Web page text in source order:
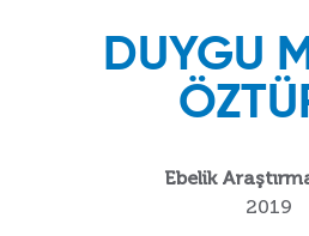
DUYGU
Ebelik
2019